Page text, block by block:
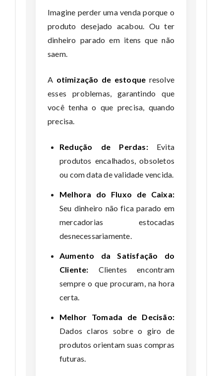
Imagine perder uma venda porque o
produto desejado acabou. Ou ter
dinheiro parado em itens que não
saem.
A otimização de estoque resolve
esses problemas, garantindo que
você tenha o que precisa, quando
precisa.
Redução de Perdas:Evita
produtos encalhados, obsoletos
ou com data de validade vencida.
Melhora do Fluxo de Caixa:
Seu dinheiro não fica parado em
mercadorias estocadas
desnecessariamente.
Aumento da Satisfação do
Cliente: Clientes encontram
sempre o que procuram, na hora
certa.
Melhor Tomada de Decisão:
Dados claros sobre o giro de
produtos orientam suas compras
futuras.